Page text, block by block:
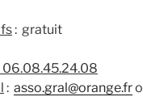
: gratuit
06.08.45.24.08
: asso.gral@orange.fr